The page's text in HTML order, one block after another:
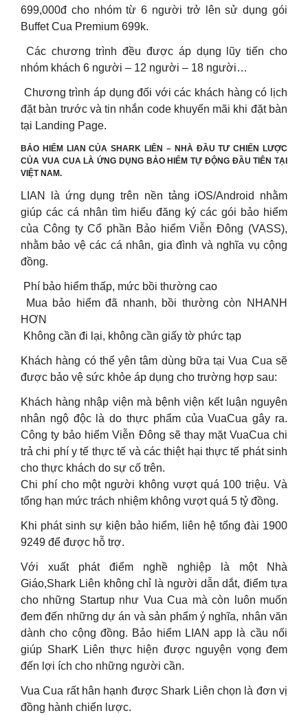
699,000đ cho nhóm từ 6 người trở lên sử dụng gói
Buffet Cua Premium 699k.
Các chương trình đều được áp dụng lũy tiến cho
nhóm khách 6 người – 12 người – 18 người…
Chương trình áp dụng đối với các khách hàng có lịch
đặt bàn trước và tin nhắn code khuyến mãi khi đặt bàn
tại Landing Page.
BẢO HIỂM LIAN CỦA SHARK LIÊN – NHÀ ĐẦU TƯ CHIẾN LƯỢC
CỦA VUA CUA LÀ ỨNG DỤNG BẢO HIỂM TỰ ĐỘNG ĐẦU TIÊN TẠI
VIỆT NAM.
LIAN là ứng dụng trên nền tảng iOS/Android nhằm
giúp các cá nhân tìm hiểu đăng ký các gói bảo hiểm
của Công ty Cổ phần Bảo hiểm Viễn Đông (VASS),
nhằm bảo vệ các cá nhân, gia đình và nghĩa vụ cộng
đồng.
️ Phí bảo hiểm thấp, mức bồi thường cao
️ Mua bảo hiểm đã nhanh, bồi thường còn NHANH
HƠN
️ Không cần đi lại, không cần giấy tờ phức tạp
Khách hàng có thể yên tâm dùng bữa tại Vua Cua sẽ
được bảo vệ sức khỏe áp dụng cho trường hợp sau:
Khách hàng nhập viện mà bệnh viện kết luận nguyên
nhân ngộ độc là do thực phẩm của VuaCua gây ra.
Công ty bảo hiểm Viễn Đông sẽ thay mặt VuaCua chi
trả chi phí y tế thực tế và các thiệt hại thực tế phát sinh
cho thực khách do sự cố trên.
Chi phí cho một người không vượt quá 100 triệu. Và
tổng hạn mức trách nhiệm không vượt quá 5 tỷ đồng.
Khi phát sinh sự kiện bảo hiểm, liên hệ tổng đài 1900
9249 để được hỗ trợ.
Với xuất phát điểm nghề nghiệp là một Nhà
Giáo,Shark Liên không chỉ là người dẫn dắt, điểm tựa
cho những Startup như Vua Cua mà còn luôn muốn
đem đến những dự án và sản phẩm ý nghĩa, nhân văn
dành cho cộng đồng. Bảo hiểm LIAN app là cầu nối
giúp SharK Liên thực hiện được nguyện vọng đem
đến lợi ích cho những người cần.
Vua Cua rất hân hạnh được Shark Liên chọn là đơn vị
đồng hành chiến lược.